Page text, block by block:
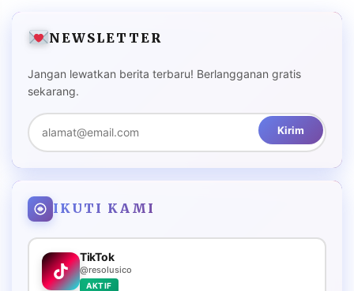
NEWSLETTER
Jangan lewatkan berita terbaru! Berlangganan gratis
sekarang.
Kirim
IKUTI KAMI
TikTok
@resolusico
AKTIF